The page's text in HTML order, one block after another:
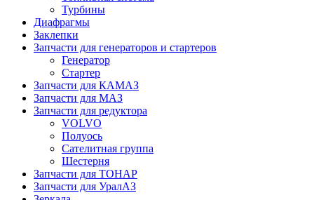
Турбины
Диафрагмы
Заклепки
Запчасти для генераторов и стартеров
Генератор
Стартер
Запчасти для КАМАЗ
Запчасти для МАЗ
Запчасти для редуктора
VOLVO
Полуось
Сателитная группа
Шестерня
Запчасти для ТОНАР
Запчасти для УралАЗ